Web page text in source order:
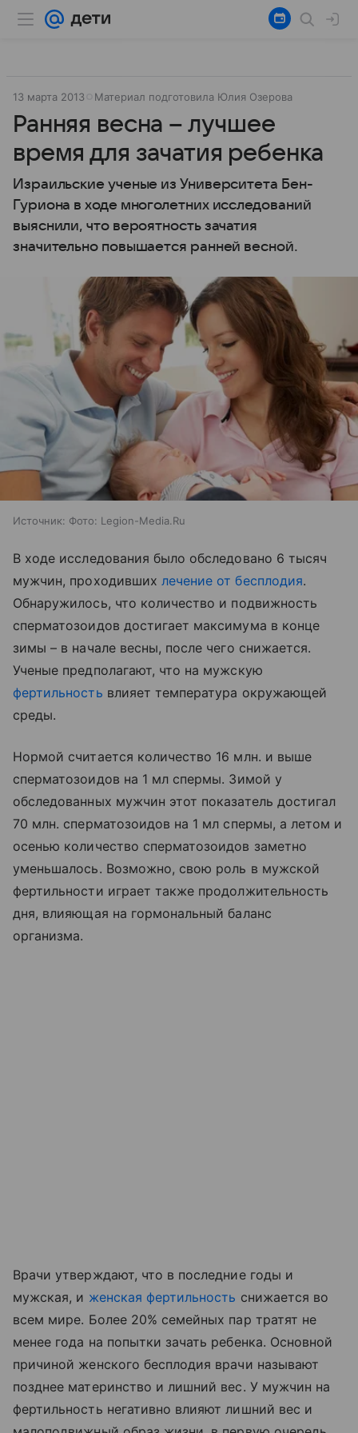
13 марта 2013 Материал подготовила Юлия Озерова
Ранняя весна – лучшее
время для зачатия ребенка
Израильские ученые из Университета Бен-
Гуриона в ходе многолетних исследований
выяснили, что вероятность зачатия
значительно повышается ранней весной.
Источник: Фото: Legion-Media.Ru
В ходе исследования было обследовано 6 тысяч
мужчин, проходивших лечение от бесплодия.
Обнаружилось, что количество и подвижность
сперматозоидов достигает максимума в конце
зимы – в начале весны, после чего снижается.
Ученые предполагают, что на мужскую
фертильность влияет температура окружающей
среды.
Нормой считается количество 16 млн. и выше
сперматозоидов на 1 мл спермы. Зимой у
обследованных мужчин этот показатель достигал
70 млн. сперматозоидов на 1 мл спермы, а летом и
осенью количество сперматозоидов заметно
уменьшалось. Возможно, свою роль в мужской
фертильности играет также продолжительность
дня, влияющая на гормональный баланс
организма.
Врачи утверждают, что в последние годы и
мужская, и женская фертильность снижается во
всем мире. Более 20% семейных пар тратят не
менее года на попытки зачать ребенка. Основной
причиной женского бесплодия врачи называют
позднее материнство и лишний вес. У мужчин на
фертильность негативно влияют лишний вес и